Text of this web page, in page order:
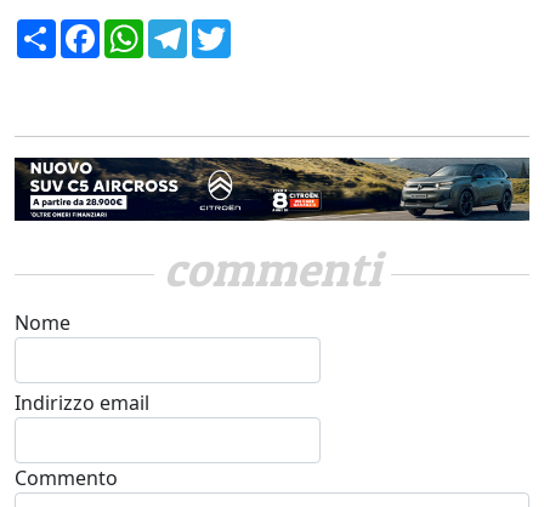
CondividiFacebookWhatsApp
Telegram
commenti
Nome
Indirizzo email
Commento